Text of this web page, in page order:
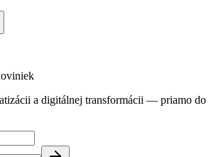
a digitálnej transformácii — priamo do